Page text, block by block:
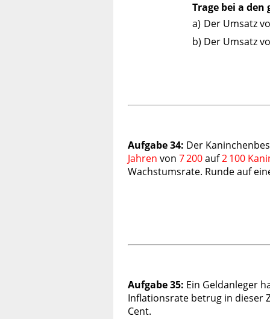
Trage bei a
a) Der Umsatz
b) Der Umsatz
Aufgabe 34: Der
Jahren von 7 200auf2 100
Wachstumsrate. Runde auf
Aufgabe 35: Ein Geldanleger
Inflationsrate betrug in dieser
Cent.